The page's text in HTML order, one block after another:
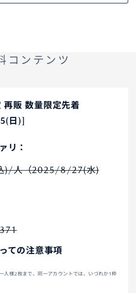
コンテンツ
販 数量限定先着
日)]
リ：
)/人（2025/8/27(水)
ての注意事項
人様2枚まで、同一アカウントでは、いづれか1枠